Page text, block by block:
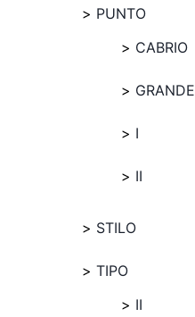
PUNTO
CABRIO
GRANDE
I
II
STILO
TIPO
II